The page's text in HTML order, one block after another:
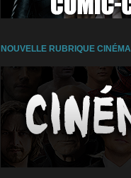
NOUVELLE RUBRIQUE CINÉMA